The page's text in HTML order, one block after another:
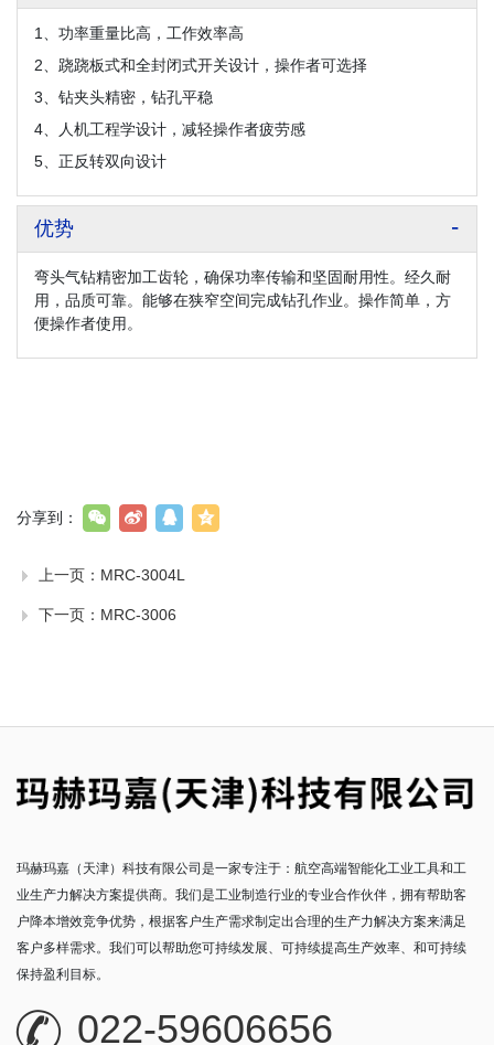
1、功率重量比高，工作效率高
2、跷跷板式和全封闭式开关设计，操作者可选择
3、钻夹头精密，钻孔平稳
4、人机工程学设计，减轻操作者疲劳感
5、正反转双向设计
优势
弯头气钻精密加工齿轮，确保功率传输和坚固耐用性。经久耐
用，品质可靠。能够在狭窄空间完成钻孔作业。操作简单，方
便操作者使用。
上一页： MRC-3004L
下一页： MRC-3006
分享到：
玛赫玛嘉（天津）科技有限公司是一家专注于：航空高端智能化工业工具和工
业生产力解决方案提供商。我们是工业制造行业的专业合作伙伴，拥有帮助客
户降本增效竞争优势，根据客户生产需求制定出合理的生产力解决方案来满足
客户多样需求。我们可以帮助您可持续发展、可持续提高生产效率、和可持续
保持盈利目标。
022-59606656